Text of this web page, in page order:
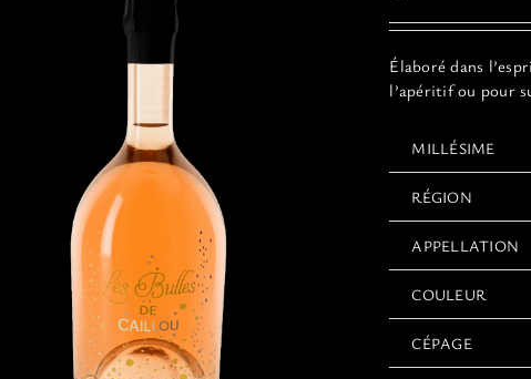
Élaboré dans
l’apéritif ou pour
MILLÉSIME
RÉGION
APPELLATION
COULEUR
CÉPAGE